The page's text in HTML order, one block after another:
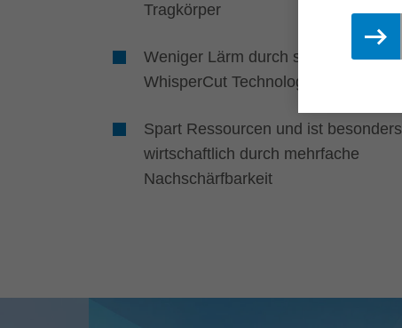
Tragkörper
Weniger Lärm durch spezielle
WhisperCut Technologie
Spart Ressourcen und ist besonders
wirtschaftlich durch mehrfache
Nachschärfbarkeit